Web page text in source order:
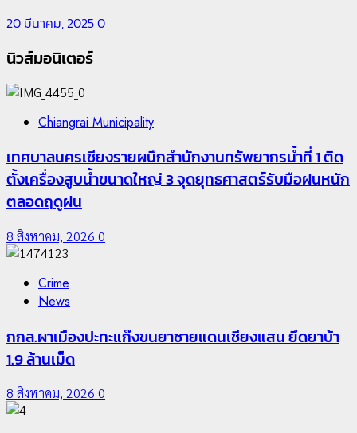
20 มีนาคม, 20250
นิวส์มอนิเตอร์
Chiangrai Municipality
เทศบาลนครเชียงรายผนึกสำนักงานทรัพยากรน้ำที่ 1 ติด
ตั้งเครื่องสูบน้ำขนาดใหญ่ 3 จุดยุทธศาสตร์รับมือฝนหนัก
ตลอดฤดูฝน
8 สิงหาคม, 2026 0
Crime
News
กกล.ผาเมืองปะทะแก๊งขนยาชายแดนเชียงแสน ยึดยาบ้า
1.9 ล้านเม็ด
8 สิงหาคม, 2026 0